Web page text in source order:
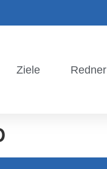
Ziele Redner